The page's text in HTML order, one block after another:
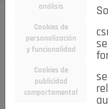
Todas las noticias..
#TePrestoMisOjos
Entretenimiento
Internacional
Madrid
análisis
Cookies de
personalización
y funcionalidad
Cookies de
publicidad
comportamental